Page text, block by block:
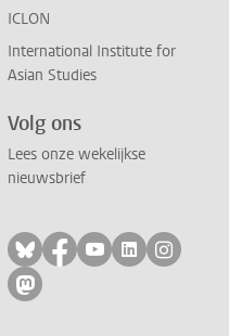
ICLON
International Institute for
Asian Studies
Volg ons
Lees onze wekelijkse
nieuwsbrief
Volg ons op bluesky
Volg ons op
Volg ons op
Volg ons
Volg
Volg ons op mastodon